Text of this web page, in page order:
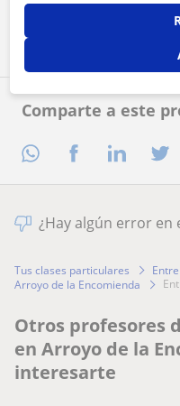
Comparte a este
¿Hay algún error en
Tus clases particulares
Arroyo de la Encomienda
Otros profesores
en Arroyo de la
interesarte